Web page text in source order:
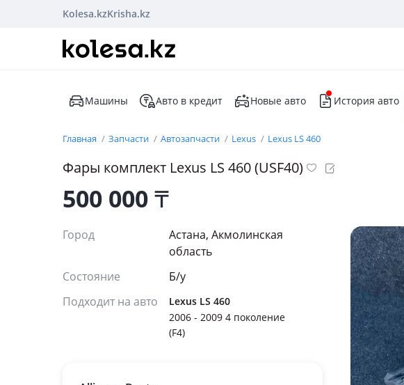
Kolesa.kzKrisha.kz
Машины Авто в кредит Новые авто История авто
Главная Запчасти Автозапчасти Lexus Lexus LS 460
Фары комплект Lexus LS 460 (USF40)
500 000₸
Город
Астана, Акмолинская
область
Состояние
Б/y
Подходит на авто
Lexus LS 460
2006 - 2009 4 поколение
(F4)